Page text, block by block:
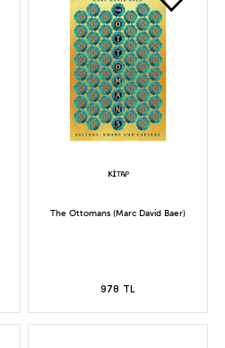
The Ottomans (Marc David Baer)
978 TL